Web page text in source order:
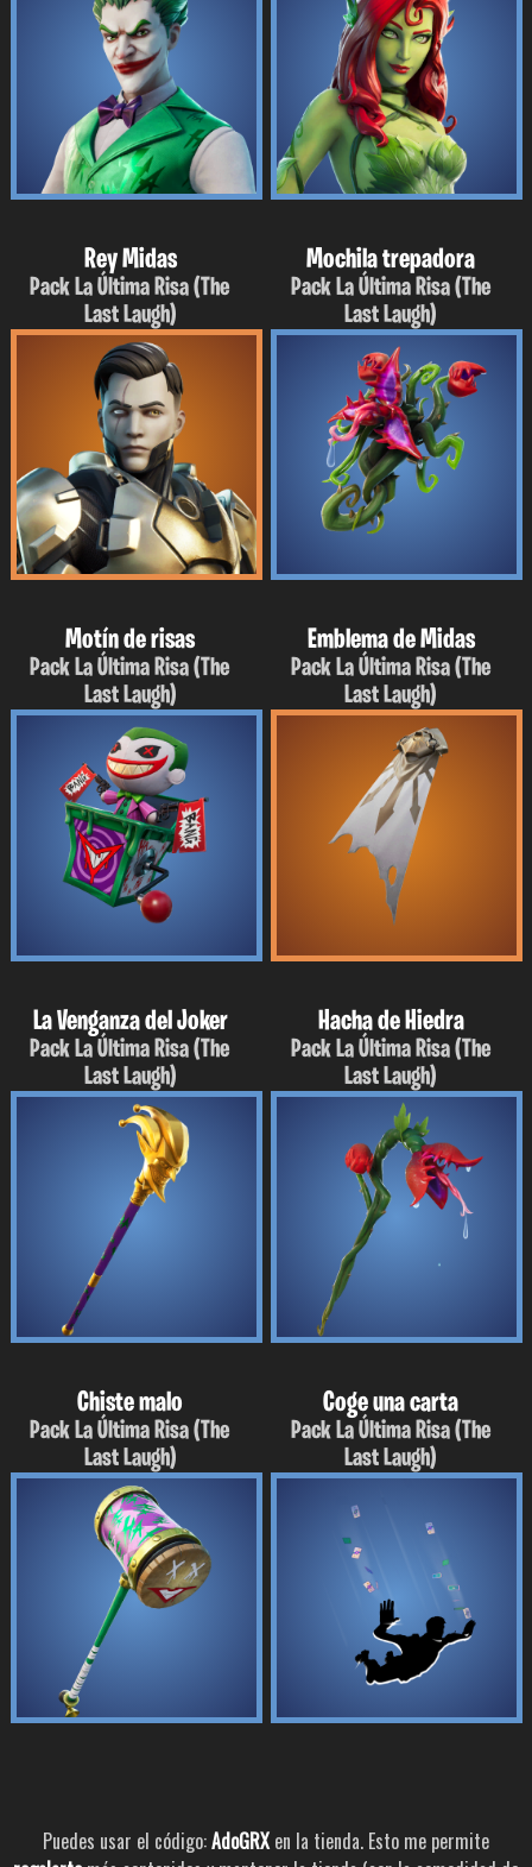
Rey Midas
Pack La Última Risa (The
Last Laugh)
Mochila trepadora
Pack La Última Risa (The
Last Laugh)
Motín de risas
Pack La Última Risa (The
Last Laugh)
Emblema de Midas
Pack La Última Risa (The
Last Laugh)
La Venganza del Joker
Pack La Última Risa (The
Last Laugh)
Hacha de Hiedra
Pack La Última Risa (The
Last Laugh)
Chiste malo
Pack La Última Risa (The
Last Laugh)
Coge una carta
Pack La Última Risa (The
Last Laugh)
Puedes usar el código:AdoGRXen la tienda. Esto me permite